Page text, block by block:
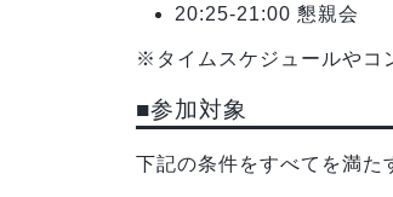
20:25-21:00 懇親会
※タイムスケジュールやコ
■参加対象
下記の条件をすべてを満